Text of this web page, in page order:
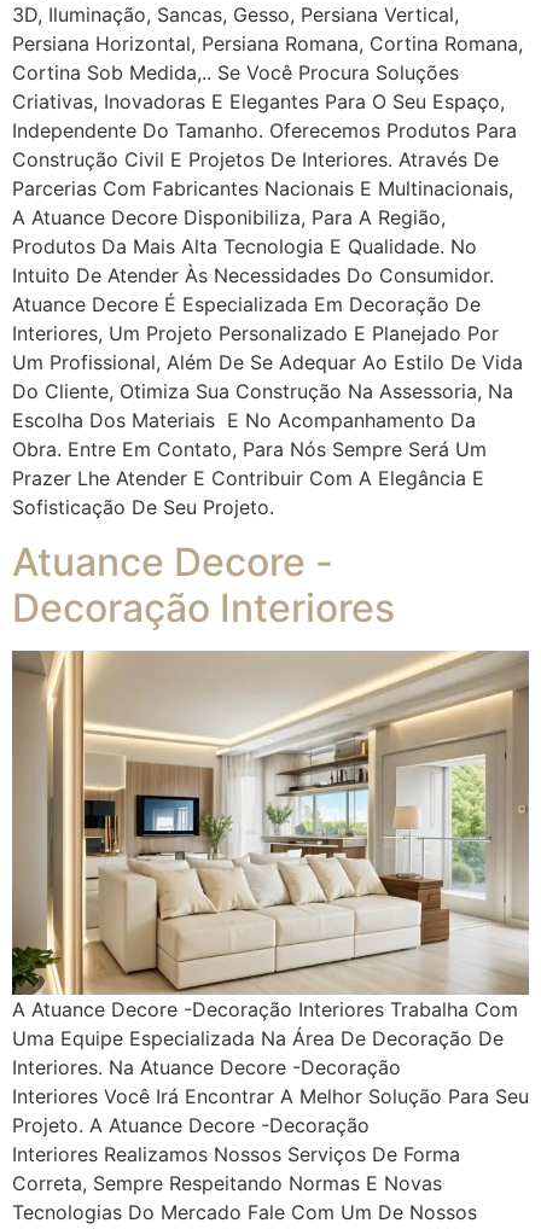
3D, Iluminação, Sancas, Gesso, Persiana Vertical,
Persiana Horizontal, Persiana Romana, Cortina Romana,
Cortina Sob Medida,.. Se Você Procura Soluções
Criativas, Inovadoras E Elegantes Para O Seu Espaço,
Independente Do Tamanho. Oferecemos Produtos Para
Construção Civil E Projetos De Interiores. Através De
Parcerias Com Fabricantes Nacionais E Multinacionais,
A Atuance Decore Disponibiliza, Para A Região,
Produtos Da Mais Alta Tecnologia E Qualidade. No
Intuito De Atender Às Necessidades Do Consumidor.
Atuance Decore É Especializada Em Decoração De
Interiores, Um Projeto Personalizado E Planejado Por
Um Profissional, Além De Se Adequar Ao Estilo De Vida
Do Cliente, Otimiza Sua Construção Na Assessoria, Na
Escolha Dos Materiais E No Acompanhamento Da
Obra. Entre Em Contato, Para Nós Sempre Será Um
Prazer Lhe Atender E Contribuir Com A Elegância E
Sofisticação De Seu Projeto.
Atuance Decore -
Decoração Interiores
A Atuance Decore -Decoração Interiores Trabalha Com
Uma Equipe Especializada Na Área De Decoração De
Interiores. Na Atuance Decore -Decoração
Interiores Você Irá Encontrar A Melhor Solução Para Seu
Projeto. A Atuance Decore -Decoração
Interiores Realizamos Nossos Serviços De Forma
Correta, Sempre Respeitando Normas E Novas
Tecnologias Do Mercado Fale Com Um De Nossos